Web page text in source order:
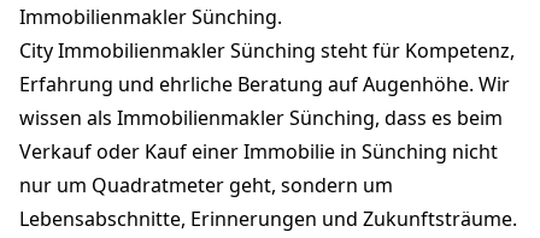
Immobilienmakler Sünching.
City Immobilienmakler Sünching steht für Kompetenz,
Erfahrung und ehrliche Beratung auf Augenhöhe. Wir
wissen als Immobilienmakler Sünching, dass es beim
Verkauf oder Kauf einer Immobilie in Sünching nicht
nur um Quadratmeter geht, sondern um
Lebensabschnitte, Erinnerungen und Zukunftsträume.